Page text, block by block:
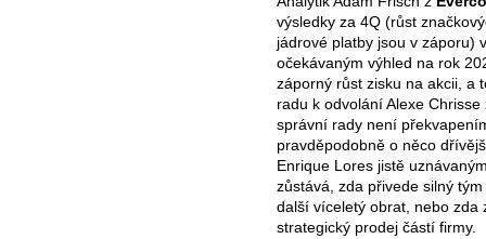
výsledky za 4Q (růst
jádrové platby jsou v záporu)
očekávaným výhled na rok
záporný růst zisku na akcii, a
radu k odvolání Alexe
správní rady není
pravděpodobně o něco
Enrique Lores jistě
zůstává, zda přivede silný
další víceletý obrat, nebo zda
strategický prodej částí firmy.